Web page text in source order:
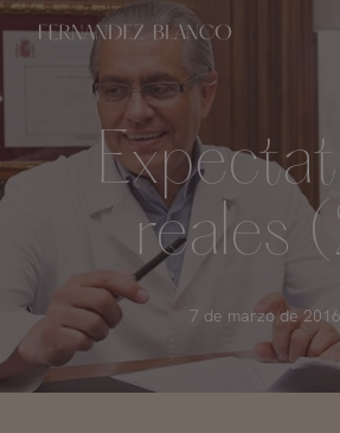
Skip
main
reales
7 de marzo de 2016